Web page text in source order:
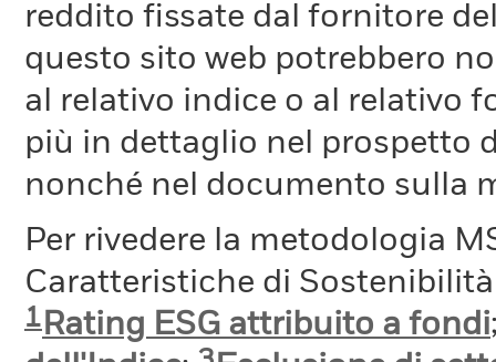
reddito fissate dal fornitore
questo sito web potrebbero
al relativo indice o al relativo
più in dettaglio nel prospetto
nonché nel documento sulla
Per rivedere la metodologia
Caratteristiche di
1Rating ESG attribuito a fondi